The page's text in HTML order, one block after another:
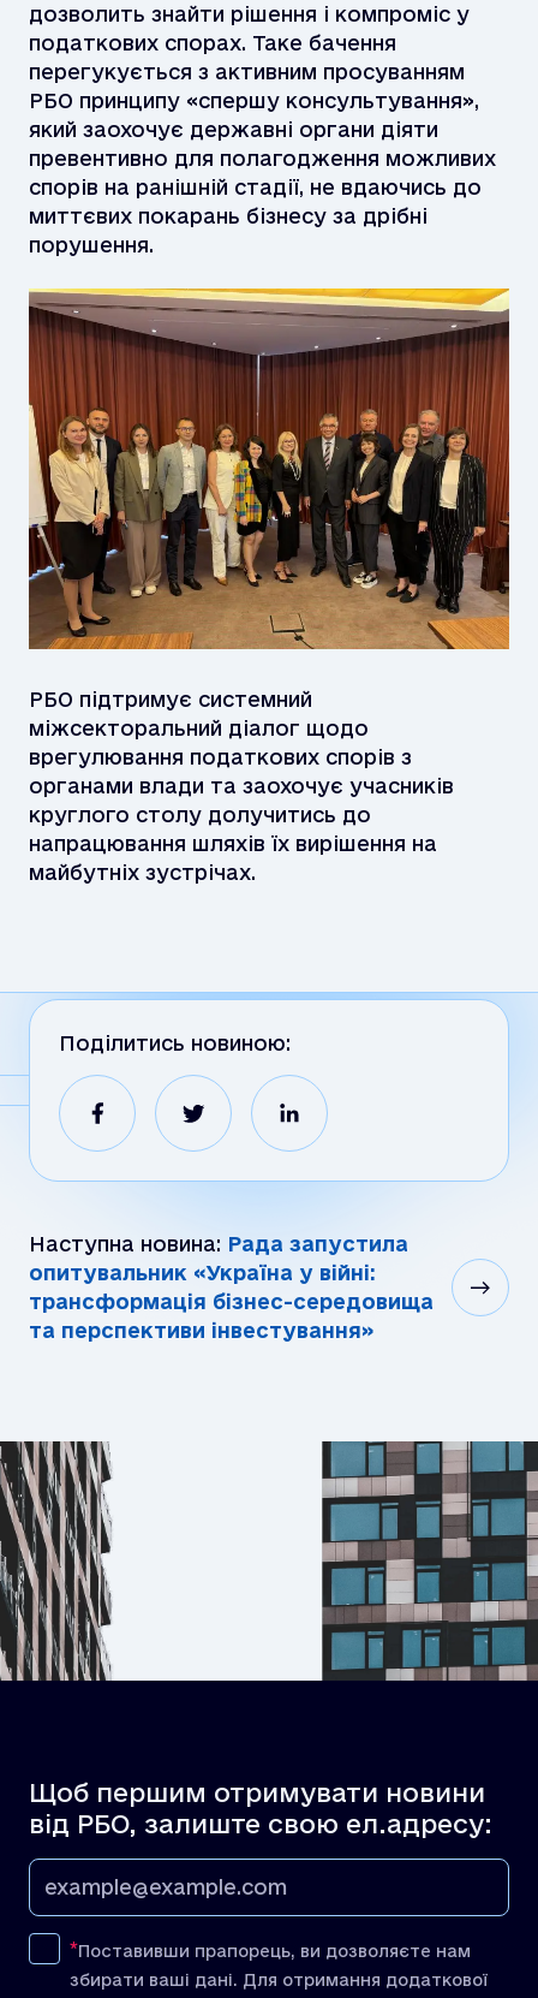
дозволить знайти рішення і компроміс у
податкових спорах. Таке бачення
перегукується з активним просуванням
РБО принципу «спершу консультування»,
який заохочує державні органи діяти
превентивно для полагодження можливих
спорів на ранішній стадії, не вдаючись до
миттєвих покарань бізнесу за дрібні
порушення.
РБО підтримує системний
міжсекторальний діалог щодо
врегулювання податкових спорів з
органами влади та заохочує учасників
круглого столу долучитись до
напрацювання шляхів їх вирішення на
майбутніх зустрічах.
Поділитись новиною:
Наступна новина: Рада запустила
опитувальник «Україна у війні:
трансформація бізнес-середовища
та перспективи інвестування»
Щоб першим отримувати новини
від РБО, залиште свою ел.адресу:
Поставивши прапорець, ви дозволяєте нам
збирати ваші дані. Для отримання додаткової